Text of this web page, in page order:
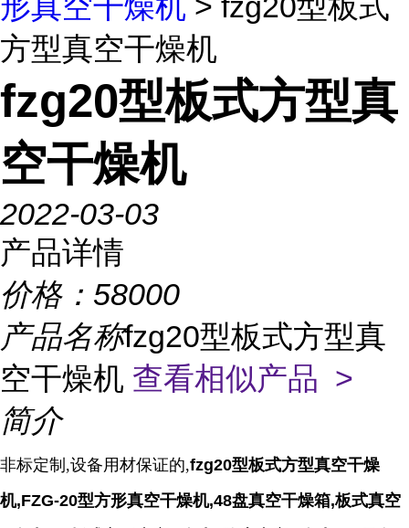
方型真空干燥机
fzg20型板式方型真
空干燥机
2022-03-03
产品详情
价格： 58000
产品名称fzg20型板式方型真
空干燥机 查看相似产品 >
简介
非标定制,设备用材保证的,fzg20型板式方型真空干燥
机,FZG-20型方形真空干燥机,48盘真空干燥箱,板式真空